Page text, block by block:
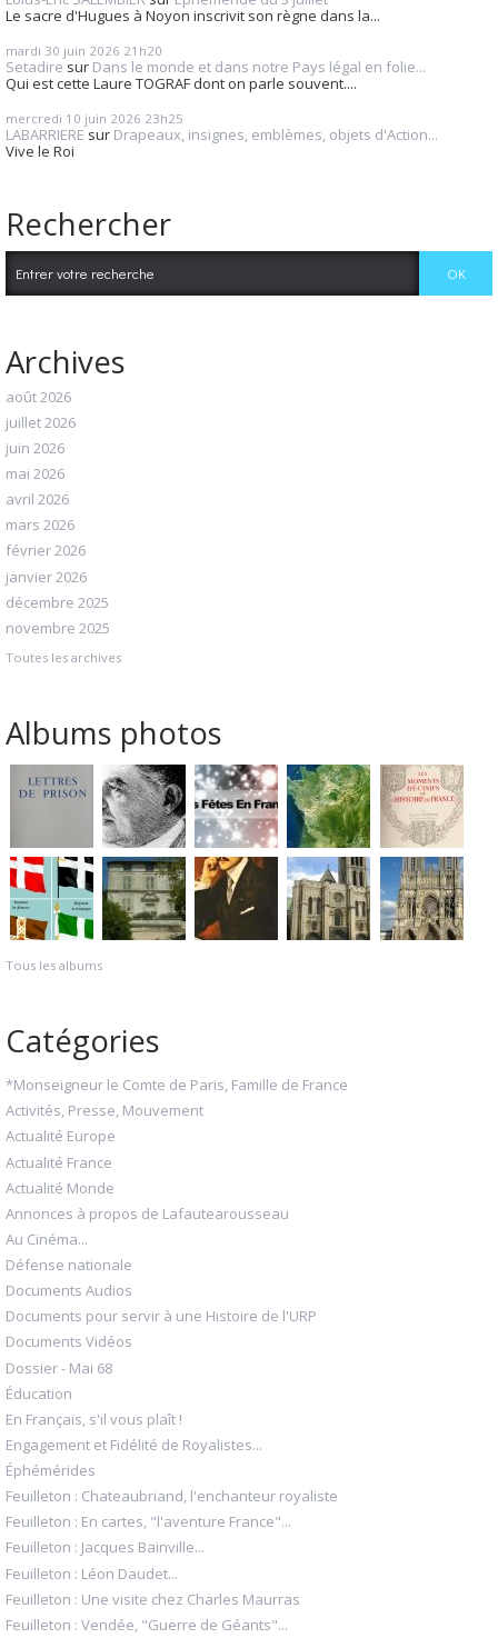
Le sacre d'Hugues à Noyon inscrivit son règne dans la...
mardi 30 juin 2026 21h20
Setadire sur Dans le monde et dans notre Pays légal en folie...
Qui est cette Laure TOGRAF dont on parle souvent....
mercredi 10 juin 2026 23h25
LABARRIERE sur Drapeaux, insignes, emblèmes, objets d'Action...
Vive le Roi
Rechercher
Archives
août 2026
juillet 2026
juin 2026
mai 2026
avril 2026
mars 2026
février 2026
janvier 2026
décembre 2025
novembre 2025
Toutes les archives
Albums photos
Tous les albums
Catégories
*Monseigneur le Comte de Paris, Famille de France
Activités, Presse, Mouvement
Actualité Europe
Actualité France
Actualité Monde
Annonces à propos de Lafautearousseau
Au Cinéma...
Défense nationale
Documents Audios
Documents pour servir à une Histoire de l'URP
Documents Vidéos
Dossier - Mai 68
Éducation
En Français, s'il vous plaît !
Engagement et Fidélité de Royalistes...
Éphémérides
Feuilleton : Chateaubriand, l'enchanteur royaliste
Feuilleton : En cartes, "l'aventure France"...
Feuilleton : Jacques Bainville...
Feuilleton : Léon Daudet...
Feuilleton : Une visite chez Charles Maurras
Feuilleton : Vendée, "Guerre de Géants"...